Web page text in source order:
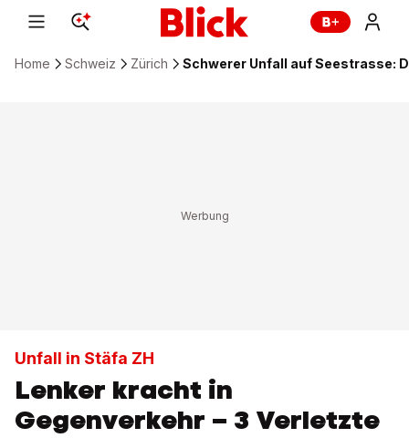
Home Schweiz Zürich Schwerer Unfall auf Seestrasse:
Unfall in Stäfa ZH
Lenker kracht in
Gegenverkehr – 3 Verletzte